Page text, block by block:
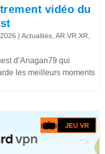
vidéo du
|Actualités,AR VR XR,
d’Anagan79 qui
les meilleurs moments